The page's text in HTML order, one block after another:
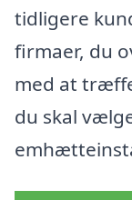
tidligere
firmaer, du
med at
du skal